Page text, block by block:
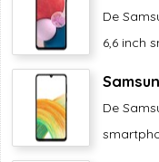
De
6,6 inch
De